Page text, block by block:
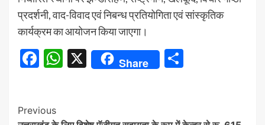
प्रदर्शनी, वाद-विवाद एवं निबन्ध प्रतियोगिता एवं सांस्कृतिक
कार्यक्रम का आयोजन किया जाएगा।
Facebook
WhatsApp
X Share
Continue
Previous